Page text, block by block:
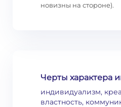
новизны на стороне).
Черты характера
индивидуализм,
властность,